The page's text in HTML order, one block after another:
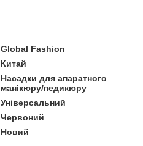
Global Fashion
Китай
Насадки для апаратного
манікюру/педикюру
Універсальний
Червоний
Новий